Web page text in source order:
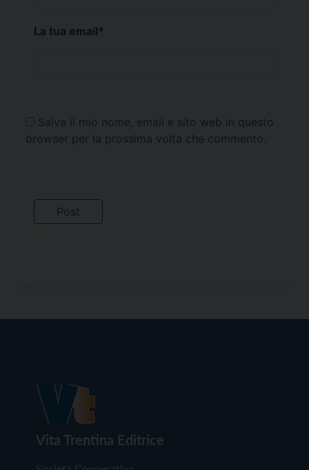
La tua email*
Salva il mio nome, email e sito web in questo
browser per la prossima volta che commento.
Vita Trentina Editrice